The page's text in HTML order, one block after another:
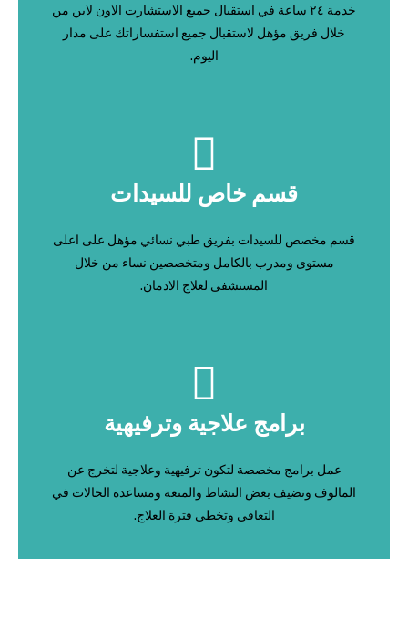
خدمة ٢٤ ساعة في استقبال جميع الاستشارت الاون لاين من
خلال فريق مؤهل لاستقبال جميع استفساراتك على مدار
اليوم.
قسم خاص للسيدات
قسم مخصص للسيدات بفريق طبي نسائي مؤهل على اعلى
مستوى ومدرب بالكامل ومتخصصين نساء من خلال
المستشفى لعلاج الادمان.
برامج علاجية وترفيهية
عمل برامج مخصصة لتكون ترفيهية وعلاجية لتخرج عن
المالوف وتضيف بعض النشاط والمتعة ومساعدة الحالات في
التعافي وتخطي فترة العلاج.